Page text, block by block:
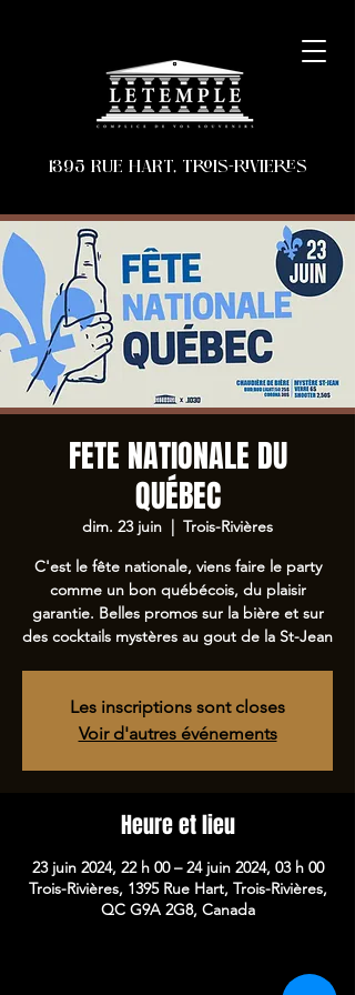
1395 RUE HART, TROIS-RIVIERES
FETE NATIONALE DU
QUÉBEC
dim. 23 juin
  |
Trois-Rivières
C'est le fête nationale, viens faire le party
comme un bon québécois, du plaisir
garantie. Belles promos sur la bière et sur
des cocktails mystères au gout de la St-Jean
Les inscriptions sont closes
Voir d'autres événements
Heure et lieu
23 juin 2024, 22 h 00 – 24 juin 2024, 03 h 00
Trois-Rivières, 1395 Rue Hart, Trois-Rivières,
QC G9A 2G8, Canada